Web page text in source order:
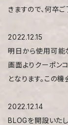
きますので、何卒ご
2022.12.15
明日から使用可能
画面よりクーポン
となります。この
2022.12.14
BLOGを開設いた